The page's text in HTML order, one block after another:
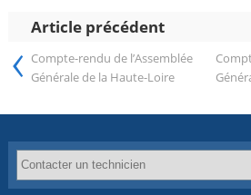
Article précédent
‹ Compte-rendu de l’Assemblée
Générale de la Haute-Loire